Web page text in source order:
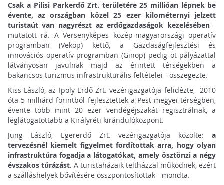
Csak a Pilisi Parkerdő Zrt. területére 25 millióan lépnek be
évente, az országban közel 25 ezer kilométernyi jelzett
turistaút van nagyrészt az erdőgazdaságok kezelésében-
mutatott rá. A Versenyképes közép-magyarországi operatív
programban (Vekop) kettő, a Gazdaságfejlesztési és
innovációs operatív programban (Ginop) pedig öt pályázattal
látványosan javulnak majd az érintett térségekben a
bakancsos turizmus infrastrukturális feltételei - összegezte.
Kiss László, az Ipoly Erdő Zrt. vezérigazgatója felidézte, 2010
óta 5 milliárd forintból fejlesztettek a Pest megyei térségben,
évente több mint 20 ezer vendégéjszakát regisztrálnak, a
leglátogatottabb a Királyréti kirándulóközpont.
Jung László, Egererdő Zrt. vezérigazgatója közölte:a
tervezésnél kiemelt figyelmet fordítottak arra, hogy olyan
infrastruktúra fogadja a látogatókat, amely ösztönzi a négy
évszakos túrázást. A turistaházaik teltházzal működnek, ezért
a szálláshelyek bővítésére összpontosítottak - mondta.